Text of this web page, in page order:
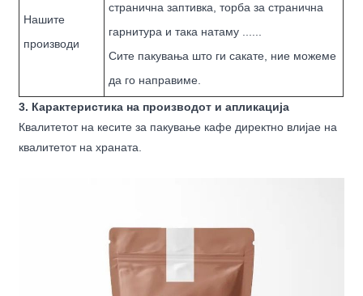
Нашите
производи
странична заптивка, торба за странична
гарнитура и така натаму ......
Сите пакувања што ги сакате, ние можеме
да го направиме.
3. Карактеристика на производот и апликација
Квалитетот на кесите за пакување кафе директно влијае на
квалитетот на храната.